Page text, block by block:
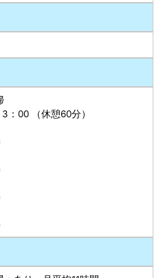
：00 （休憩60分）